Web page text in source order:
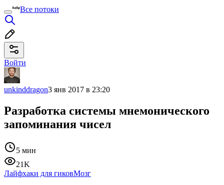
Все потоки
Войти
unkinddragon3 янв 2017 в 23:20
Разработка системы мнемонического
запоминания чисел
5 мин
21K
Лайфхаки для гиковМозг